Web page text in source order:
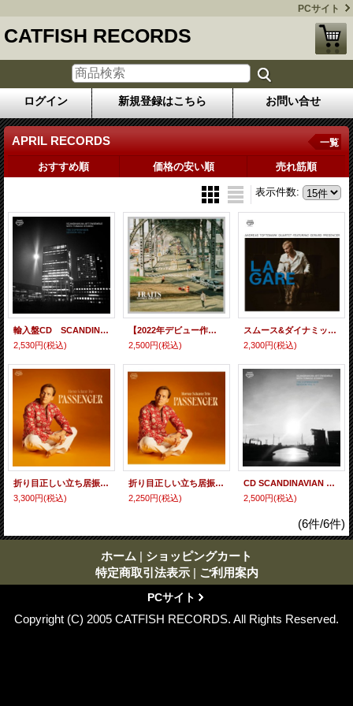
PCサイト
CATFISH RECORDS
ログイン 新規登録はこちら お問い合せ
APRIL RECORDS 一覧
おすすめ順 価格の安い順 売れ筋順
表示件数:
輸入盤CD SCANDINAVIAN ART ENSEMBLE WITH TOMASZ STAŃKO スカンジナヴィアン・アート・アンサンブル、トマシュ・スタンコ / THE COPENHAGEN SESSION VOL. 2 シリアスでグルーミーな現代ヨーロッパならではの甘くない硬質リリシズム世界がシャープ&サスペンスフルに創出される極めて完成度の高い感動的ユニーク作
2,530円(税込)
【2022年デビュー作が待望のフィジカル化】CD RASMUS SORENSEN ラスムス・ソレンセン / Traits
2,500円(税込)
スムース&ダイナミック・ドライヴィングな基本は寛ぎ指向の純正ハード・バップ・テナー・プレイが簡潔かつ雅趣豊かに冴える快適抒情編 CD ANDREAS TOFTEMARK QUARTET featuring GERARD PRESENCER アンドレアス・トフテマルク / LA GARE
2,300円(税込)
折り目正しい立ち居振る舞いでどこまでも余裕と節度をもって軽やかに哀愁ロマンを映し出す北欧の吟遊詩人ピアノ爽快打! LP MORTEN SCHANTZ TRIO モーテン・シャンツ / PASSENGER
3,300円(税込)
折り目正しい立ち居振る舞いでどこまでも余裕と節度をもって軽やかに哀愁ロマンを映し出す北欧の吟遊詩人ピアノ爽快打! CD MORTEN SCHANTZ TRIO モーテン・シャンツ / PASSENGER
2,250円(税込)
CD SCANDINAVIAN ART ENSEMBLE WITH TOMASZ STANKO スカンジナヴィアン・アート・アンサンブル・ウィズ・トーマス・スタンコ / Copenhagen Session Vol. 1
2,500円(税込)
(6件/6件)
ホーム | ショッピングカート
特定商取引法表示 | ご利用案内
PCサイト
Copyright (C) 2005 CATFISH RECORDS. All Rights Reserved.